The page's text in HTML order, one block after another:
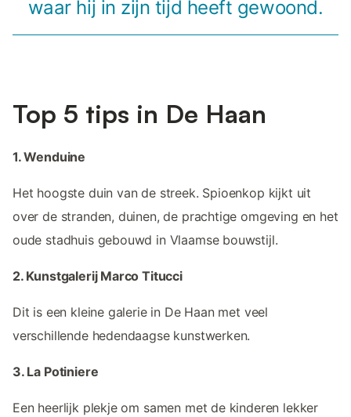
waar hij in zijn tijd heeft gewoond.
Top 5 tips in De Haan
1. Wenduine
Het hoogste duin van de streek. Spioenkop kijkt uit
over de stranden, duinen, de prachtige omgeving en het
oude stadhuis gebouwd in Vlaamse bouwstijl.
2. Kunstgalerij Marco Titucci
Dit is een kleine galerie in De Haan met veel
verschillende hedendaagse kunstwerken.
3. La Potiniere
Een heerlijk plekje om samen met de kinderen lekker